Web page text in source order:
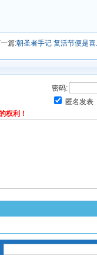
篇:朝圣者手记 复活节便是
密码:
匿名发表
权利！